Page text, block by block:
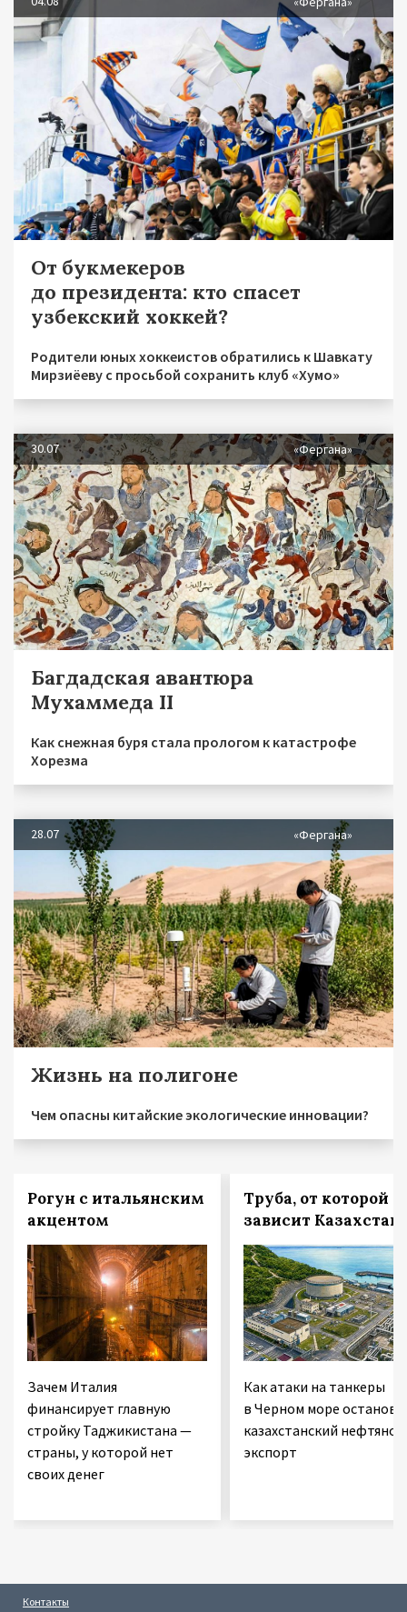
От букмекеров
до президента: кто спасет
узбекский хоккей?
Родители юных хоккеистов обратились к Шавкату
Мирзиёеву с просьбой сохранить клуб «Хумо»
30.07 «Фергана»
Багдадская авантюра
Мухаммеда II
Как снежная буря стала прологом к катастрофе
Хорезма
28.07 «Фергана»
Жизнь на полигоне
Чем опасны китайские экологические инновации?
Рогун с итальянским
акцентом
Зачем Италия
финансирует главную
стройку Таджикистана —
страны, у которой нет
своих денег
Труба, от которой
зависит Казахстан
Как атаки на танкеры
в Черном море
казахстанский нефтяной
экспорт
Контакты